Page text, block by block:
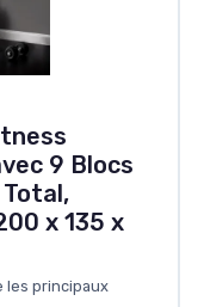
9 Blocs
x 135 x
les principaux